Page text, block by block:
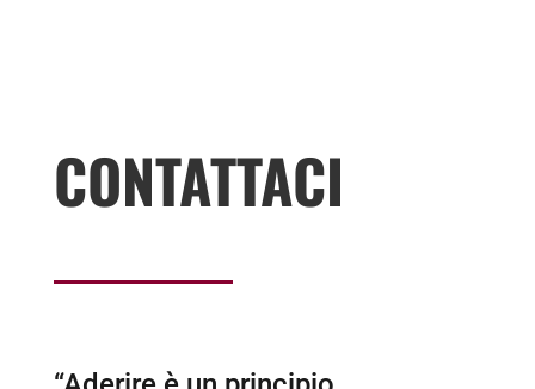
CONTATTACI